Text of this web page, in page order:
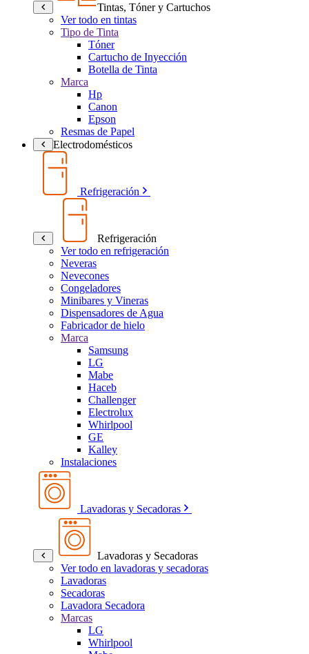
Tintas, Tóner y Cartuchos
Ver todo en tintas
Tipo de Tinta
Tóner
Cartucho de Inyección
Botella de Tinta
Marca
Hp
Canon
Epson
Resmas de Papel
Electrodomésticos
Refrigeración
Refrigeración
Ver todo en refrigeración
Neveras
Nevecones
Congeladores
Minibares y Vineras
Dispensadores de Agua
Fabricador de hielo
Marca
Samsung
LG
Mabe
Haceb
Challenger
Electrolux
Whirlpool
GE
Kalley
Instalaciones
Lavadoras y Secadoras
Lavadoras y Secadoras
Ver todo en lavadoras y secadoras
Lavadoras
Secadoras
Lavadora Secadora
Marcas
LG
Whirlpool